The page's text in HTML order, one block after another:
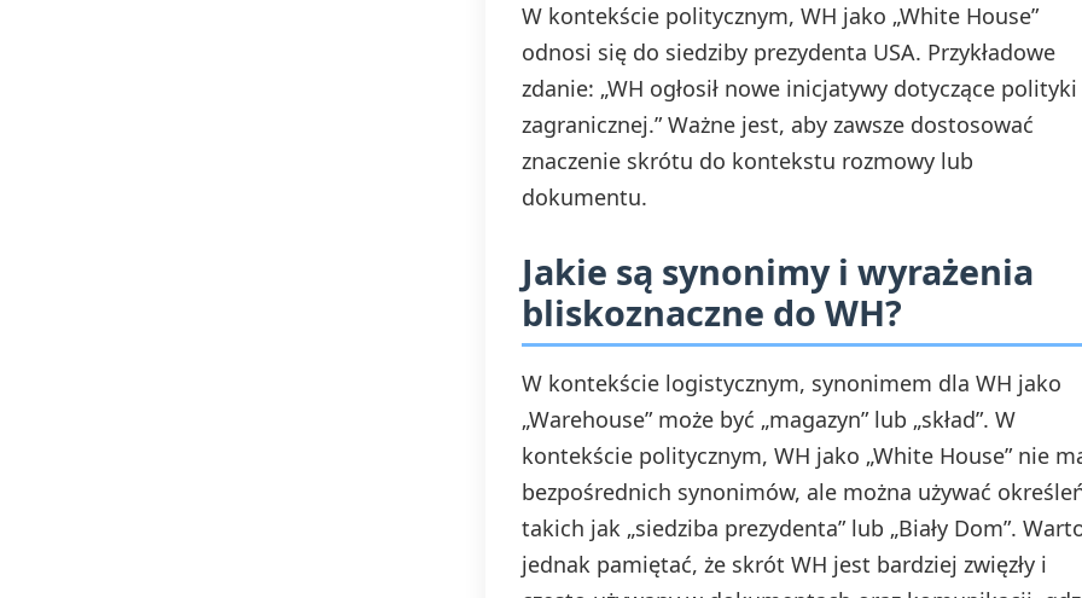
W kontekście politycznym, WH jako „White House”
odnosi się do siedziby prezydenta USA. Przykładowe
zdanie: „WH ogłosił nowe inicjatywy dotyczące polityki
zagranicznej.” Ważne jest, aby zawsze dostosować
znaczenie skrótu do kontekstu rozmowy lub
dokumentu.
Jakie są synonimy i wyrażenia
bliskoznaczne do WH?
W kontekście logistycznym, synonimem dla WH jako
„Warehouse” może być „magazyn” lub „skład”. W
kontekście politycznym, WH jako „White House” nie
bezpośrednich synonimów, ale można używać
takich jak „siedziba prezydenta” lub „Biały Dom”.
jednak pamiętać, że skrót WH jest bardziej zwięzły i